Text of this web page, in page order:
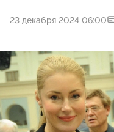
23 декабря 2024 06:00